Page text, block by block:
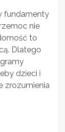
fundamenty
nie
to
Dlatego
dzieci i
zrozumienia